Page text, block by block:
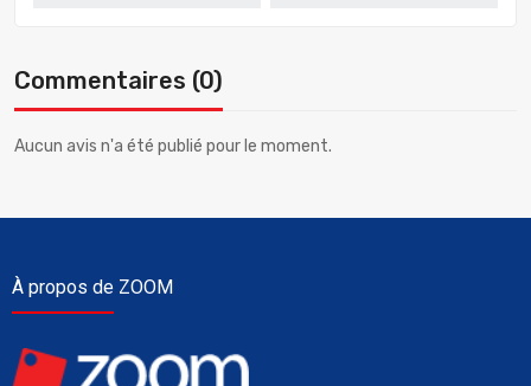
Commentaires (0)
Aucun avis n'a été publié pour le moment.
À propos de ZOOM